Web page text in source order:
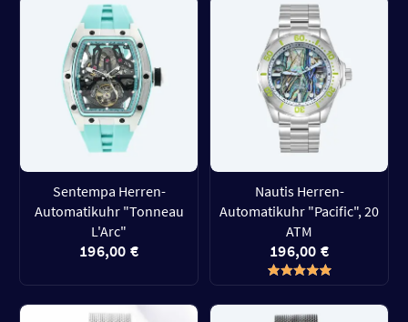
Sentempa Herren-
Automatikuhr "Tonneau
L'Arc"
196,00 €
Nautis Herren-
Automatikuhr "Pacific", 20
ATM
196,00 €